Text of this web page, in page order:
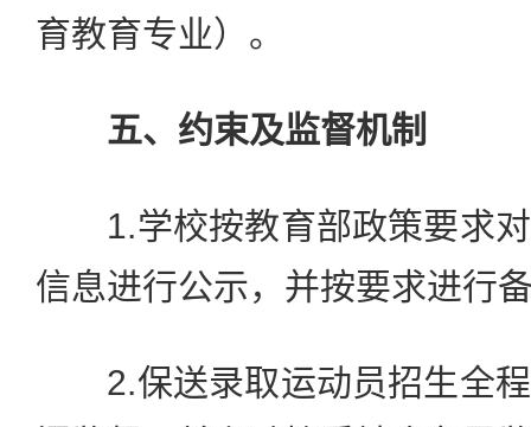
育教育专业）。
五、约束及监督机制
1.学校按教育部政策要求对
信息进行公示，并按要求进行
2.保送录取运动员招生全程